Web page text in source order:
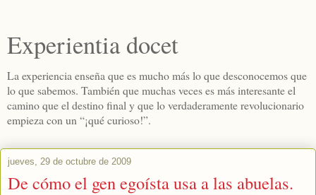
Experientia docet
La experiencia enseña que es mucho más lo que desconocemos que
lo que sabemos. También que muchas veces es más interesante el
camino que el destino final y que lo verdaderamente revolucionario
empieza con un “¡qué curioso!”.
jueves, 29 de octubre de 2009
De cómo el gen egoísta usa a las abuelas.